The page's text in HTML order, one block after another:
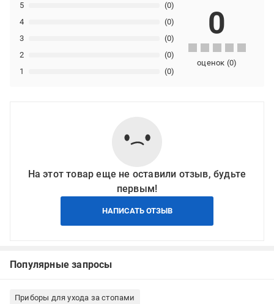
1 (0)
2 (0)
3 (0)
4 (0)
5 (0)
0
оценок (0)
На этот товар еще не оставили отзыв, будьте
первым!
НАПИСАТЬ ОТЗЫВ
Популярные запросы
Приборы для ухода за стопами